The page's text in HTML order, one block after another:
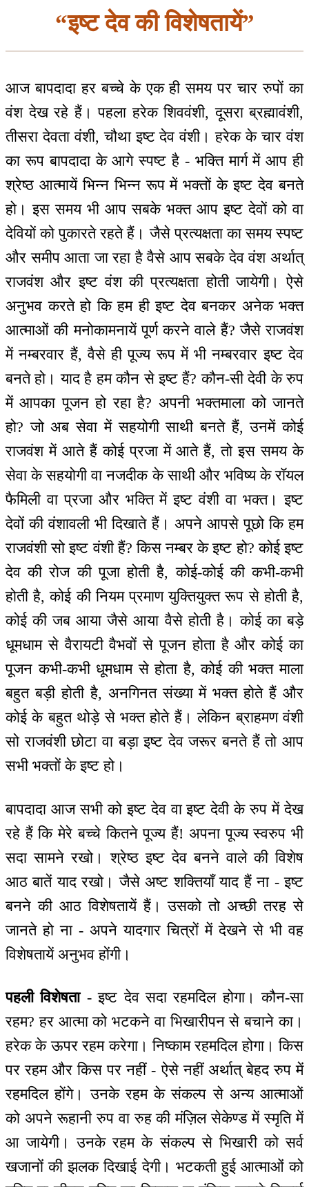
“इष्ट देव की विशेषतायें”
आज बापदादा हर बच्चे के एक ही समय पर चार रुपों का
वंश देख रहे हैं। पहला हरेक शिववंशी, दूसरा ब्रह्मावंशी,
तीसरा देवता वंशी, चौथा इष्ट देव वंशी। हरेक के चार वंश
का रूप बापदादा के आगे स्पष्ट है - भक्ति मार्ग में आप ही
श्रेष्ठ आत्मायें भिन्न भिन्न रूप में भक्तों के इष्ट देव बनते
हो। इस समय भी आप सबके भक्त आप इष्ट देवों को वा
देवियों को पुकारते रहते हैं। जैसे प्रत्यक्षता का समय स्पष्ट
और समीप आता जा रहा है वैसे आप सबके देव वंश अर्थात्
राजवंश और इष्ट वंश की प्रत्यक्षता होती जायेगी। ऐसे
अनुभव करते हो कि हम ही इष्ट देव बनकर अनेक भक्त
आत्माओं की मनोकामनायें पूर्ण करने वाले हैं? जैसे राजवंश
में नम्बरवार हैं, वैसे ही पूज्य रूप में भी नम्बरवार इष्ट देव
बनते हो। याद है हम कौन से इष्ट हैं? कौन-सी देवी के रुप
में आपका पूजन हो रहा है? अपनी भक्तमाला को जानते
हो? जो अब सेवा में सहयोगी साथी बनते हैं, उनमें कोई
राजवंश में आते हैं कोई प्रजा में आते हैं, तो इस समय के
सेवा के सहयोगी वा नजदीक के साथी और भविष्य के रॉयल
फैमिली वा प्रजा और भक्ति में इष्ट वंशी वा भक्त। इष्ट
देवों की वंशावली भी दिखाते हैं। अपने आपसे पूछो कि हम
राजवंशी सो इष्ट वंशी हैं? किस नम्बर के इष्ट हो? कोई इष्ट
देव की रोज की पूजा होती है, कोई-कोई की कभी-कभी
होती है, कोई की नियम प्रमाण युक्तियुक्त रूप से होती है,
कोई की जब आया जैसे आया वैसे होती है। कोई का बड़े
धूमधाम से वैरायटी वैभवों से पूजन होता है और कोई का
पूजन कभी-कभी धूमधाम से होता है, कोई की भक्त माला
बहुत बड़ी होती है, अनगिनत संख्या में भक्त होते हैं और
कोई के बहुत थोड़े से भक्त होते हैं। लेकिन ब्राहमण वंशी
सो राजवंशी छोटा वा बड़ा इष्ट देव जरूर बनते हैं तो आप
सभी भक्तों के इष्ट हो।
बापदादा आज सभी को इष्ट देव वा इष्ट देवी के रुप में देख
रहे हैं कि मेरे बच्चे कितने पूज्य हैं! अपना पूज्य स्वरुप भी
सदा सामने रखो। श्रेष्ठ इष्ट देव बनने वाले की विशेष
आठ बातें याद रखो। जैसे अष्ट शक्तियाँ याद हैं ना - इष्ट
बनने की आठ विशेषतायें हैं। उसको तो अच्छी तरह से
जानते हो ना - अपने यादगार चित्रों में देखने से भी वह
विशेषतायें अनुभव होंगी।
पहली विशेषता- इष्ट देव सदा रहमदिल होगा। कौन-सा
रहम? हर आत्मा को भटकने वा भिखारीपन से बचाने का।
हरेक के ऊपर रहम करेगा। निष्काम रहमदिल होगा। किस
पर रहम और किस पर नहीं - ऐसे नहीं अर्थात् बेहद रुप में
रहमदिल होंगे। उनके रहम के संकल्प से अन्य आत्माओं
को अपने रूहानी रुप वा रुह की मंज़िल सेकेण्ड में स्मृति में
आ जायेगी। उनके रहम के संकल्प से भिखारी को सर्व
खजानों की झलक दिखाई देगी। भटकती हुई आत्माओं को